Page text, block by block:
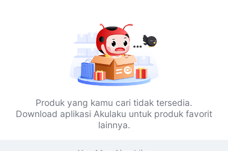
Produk yang kamu cari tidak tersedia.
Download aplikasi Akulaku untuk produk favorit
lainnya.